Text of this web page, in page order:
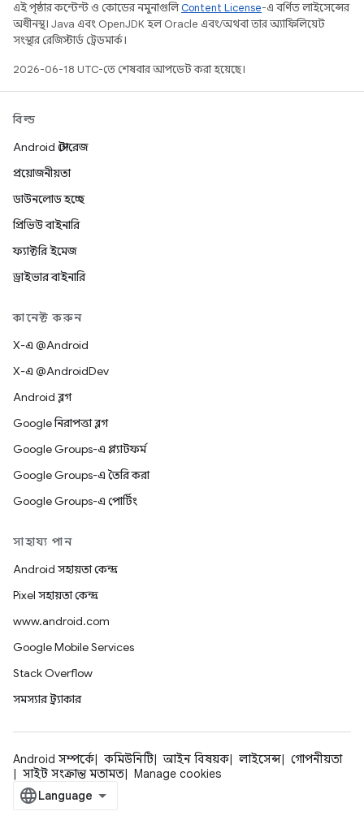
এই পৃষ্ঠার কন্টেন্ট ও কোডের নমুনাগুলিContent License-এ বর্ণিত লাইসেন্সের
অধীনস্থ। Java এবং OpenJDK হল Oracle এবং/অথবা তার অ্যাফিলিয়েট
সংস্থার রেজিস্টার্ড ট্রেডমার্ক।
2026-06-18 UTC-তে শেষবার আপডেট করা হয়েছে।
বিল্ড
Android স্টোরেজ
প্রয়োজনীয়তা
ডাউনলোড হচ্ছে
প্রিভিউ বাইনারি
ফ্যাক্টরি ইমেজ
ড্রাইভার বাইনারি
কানেক্ট করুন
X-এ @Android
X-এ @AndroidDev
Android ব্লগ
Google নিরাপত্তা ব্লগ
Google Groups-এ প্ল্যাটফর্ম
Google Groups-এ তৈরি করা
Google Groups-এ পোর্টিং
সাহায্য পান
Android সহায়তা কেন্দ্র
Pixel সহায়তা কেন্দ্র
www.android.com
Google Mobile Services
Stack Overflow
সমস্যার ট্র্যাকার
Android সম্পর্কে কমিউনিটি আইন বিষয়ক লাইসেন্স
গোপনীয়তা
সাইট সংক্রান্ত মতামত
Manage cookies